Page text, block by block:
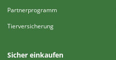
Partnerprogramm
Tierversicherung
Sicher einkaufen